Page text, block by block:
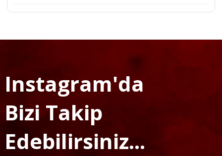
Instagram'da
Bizi Takip
Edebilirsiniz...